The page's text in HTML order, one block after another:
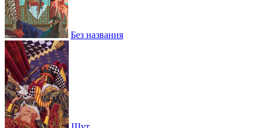
Без названия